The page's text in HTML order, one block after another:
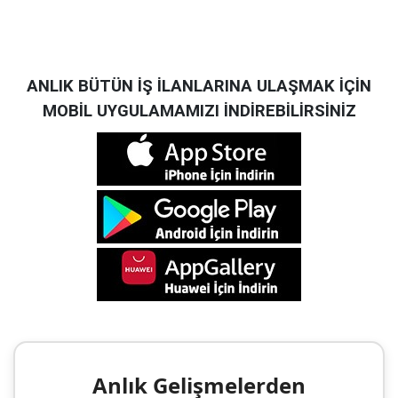
ANLIK BÜTÜN İŞ İLANLARINA ULAŞMAK İÇİN
MOBİL UYGULAMAMIZI İNDİREBİLİRSİNİZ
Anlık Gelişmelerden